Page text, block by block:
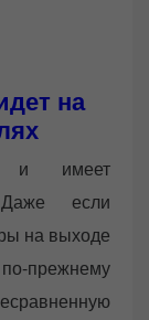
на
и имеет
Даже если
на выходе
прежнему